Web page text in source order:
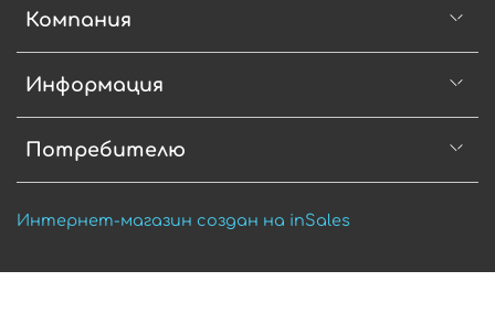
Компания
Информация
Потребителю
Интернет-магазин создан на inSales